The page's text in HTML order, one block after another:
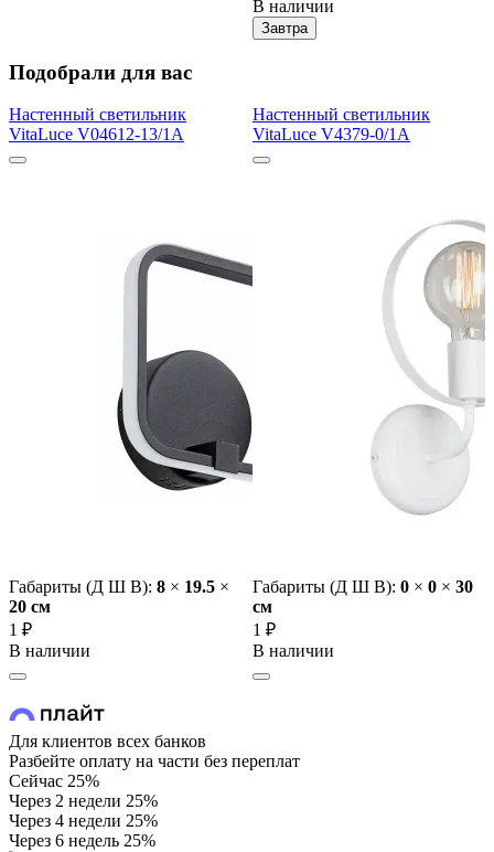
В наличии
Завтра
Подобрали для вас
Настенный светильник
VitaLuce V04612-13/1A
Габариты (Д Ш В): 8 × 19.5 ×
20 cм
1 ₽
В наличии
Настенный светильник
VitaLuce V4379-0/1A
Габариты (Д Ш В): 0 × 0 × 30
cм
1 ₽
В наличии
Для клиентов всех банков
Разбейте оплату на части без переплат
Сейчас 25%
Через 2 недели 25%
Через 4 недели 25%
Через 6 недель 25%